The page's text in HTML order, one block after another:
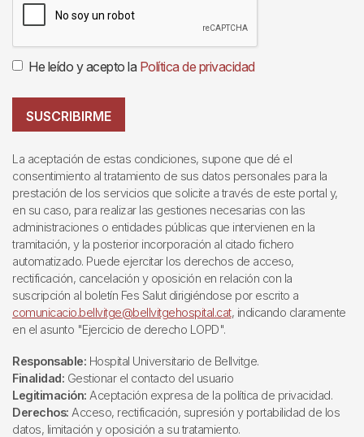
He leído y acepto la Política de privacidad
SUSCRIBIRME
La aceptación de estas condiciones, supone que dé el
consentimiento al tratamiento de sus datos personales para la
prestación de los servicios que solicite a través de este portal y,
en su caso, para realizar las gestiones necesarias con las
administraciones o entidades públicas que intervienen en la
tramitación, y la posterior incorporación al citado fichero
automatizado. Puede ejercitar los derechos de acceso,
rectificación, cancelación y oposición en relación con la
suscripción al boletín Fes Salut dirigiéndose por escrito a
comunicacio.bellvitge@bellvitgehospital.cat, indicando claramente
en el asunto "Ejercicio de derecho LOPD".
Responsable: Hospital Universitario de Bellvitge.
Finalidad: Gestionar el contacto del usuario
Legitimación: Aceptación expresa de la política de privacidad.
Derechos: Acceso, rectificación, supresión y portabilidad de los
datos, limitación y oposición a su tratamiento.